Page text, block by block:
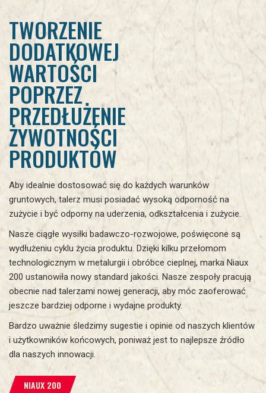
TWORZENIE
DODATKOWEJ
WARTOŚCI
POPRZEZ
PRZEDŁUŻENIE
ŻYWOTNOŚCI
PRODUKTÓW
Aby idealnie dostosować się do każdych warunków
gruntowych, talerz musi posiadać wysoką odporność na
zużycie i być odporny na uderzenia, odkształcenia i zużycie.
Nasze ciągłe wysiłki badawczo-rozwojowe, poświęcone są
wydłużeniu cyklu życia produktu. Dzięki kilku przełomom
technologicznym w metalurgii i obróbce cieplnej, marka Niaux
200 ustanowiła nowy standard jakości. Nasze zespoły pracują
obecnie nad talerzami nowej generacji, aby móc zaoferować
jeszcze bardziej odporne i wydajne produkty.
Bardzo uważnie śledzimy sugestie i opinie od naszych klientów
i użytkowników końcowych, poniważ jest to najlepsze źródło
dla naszych innowacji.
NIAUX 200